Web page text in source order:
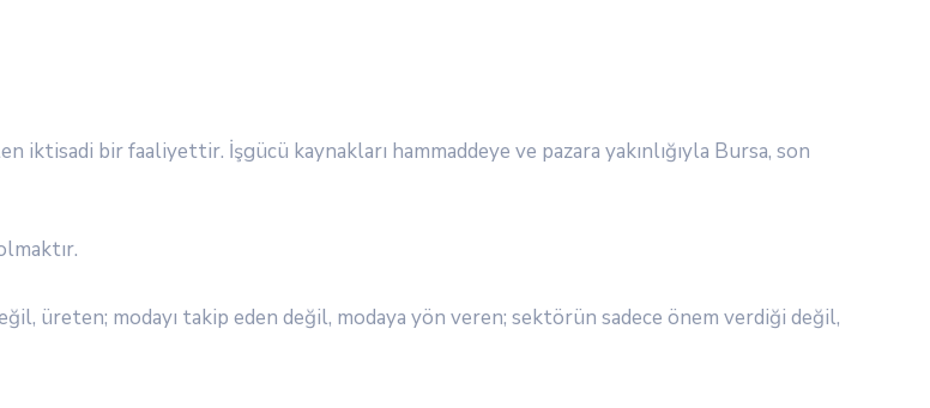
bir faaliyettir. İşgücü kaynakları hammaddeye ve pazara yakınlığıyla Bursa, son
üreten; modayı takip eden değil, modaya yön veren; sektörün sadece önem verdiği değil,